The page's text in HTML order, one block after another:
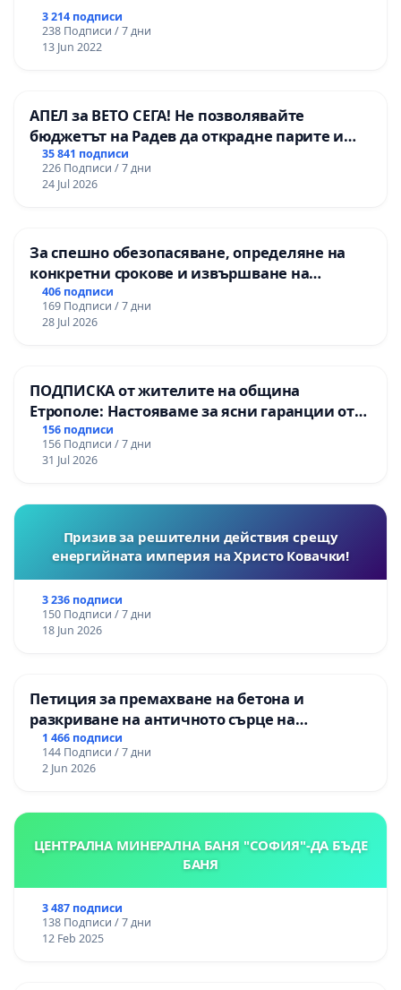
3 214 подписи
238 Подписи / 7 дни
13 Jun 2022
АПЕЛ за ВЕТО СЕГА! Не позволявайте
бюджетът на Радев да открадне парите и
правата ни в тъмното
35 841 подписи
226 Подписи / 7 дни
24 Jul 2026
За спешно обезопасяване, определяне на
конкретни срокове и извършване на
цялостна рехабилитация на
републиканския път между пътен възел АМ
„Тракия“ - гр. Ихтиман - с. Мирово - к.к.
406 подписи
169 Подписи / 7 дни
28 Jul 2026
ПОДПИСКА от жителите на община
Етрополе: Настояваме за ясни гаранции от
“Елаците-МЕД” АД и от държавата, че ще се
изпълнят всички екологични норми!
156 подписи
156 Подписи / 7 дни
31 Jul 2026
Призив за решителни действия срещу
енергийната империя на Христо Ковачки!
3 236 подписи
150 Подписи / 7 дни
18 Jun 2026
Петиция за премахване на бетона и
разкриване на античното сърце на
Могиланската могила във Враца
1 466 подписи
144 Подписи / 7 дни
2 Jun 2026
ЦЕНТРАЛНА МИНЕРАЛНА БАНЯ "СОФИЯ"-ДА БЪДЕ
БАНЯ
3 487 подписи
138 Подписи / 7 дни
12 Feb 2025